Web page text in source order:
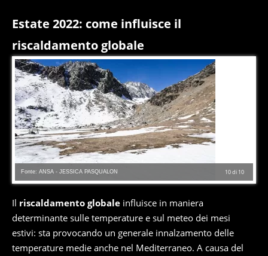
Estate 2022: come influisce il
riscaldamento globale
10di 10
Fonte: ANSA - JESSICA PASQUALON
Il riscaldamento globale influisce in maniera
determinante sulle temperature e sul meteo dei mesi
estivi: sta provocando un generale innalzamento delle
temperature medie anche nel Mediterraneo. A causa del